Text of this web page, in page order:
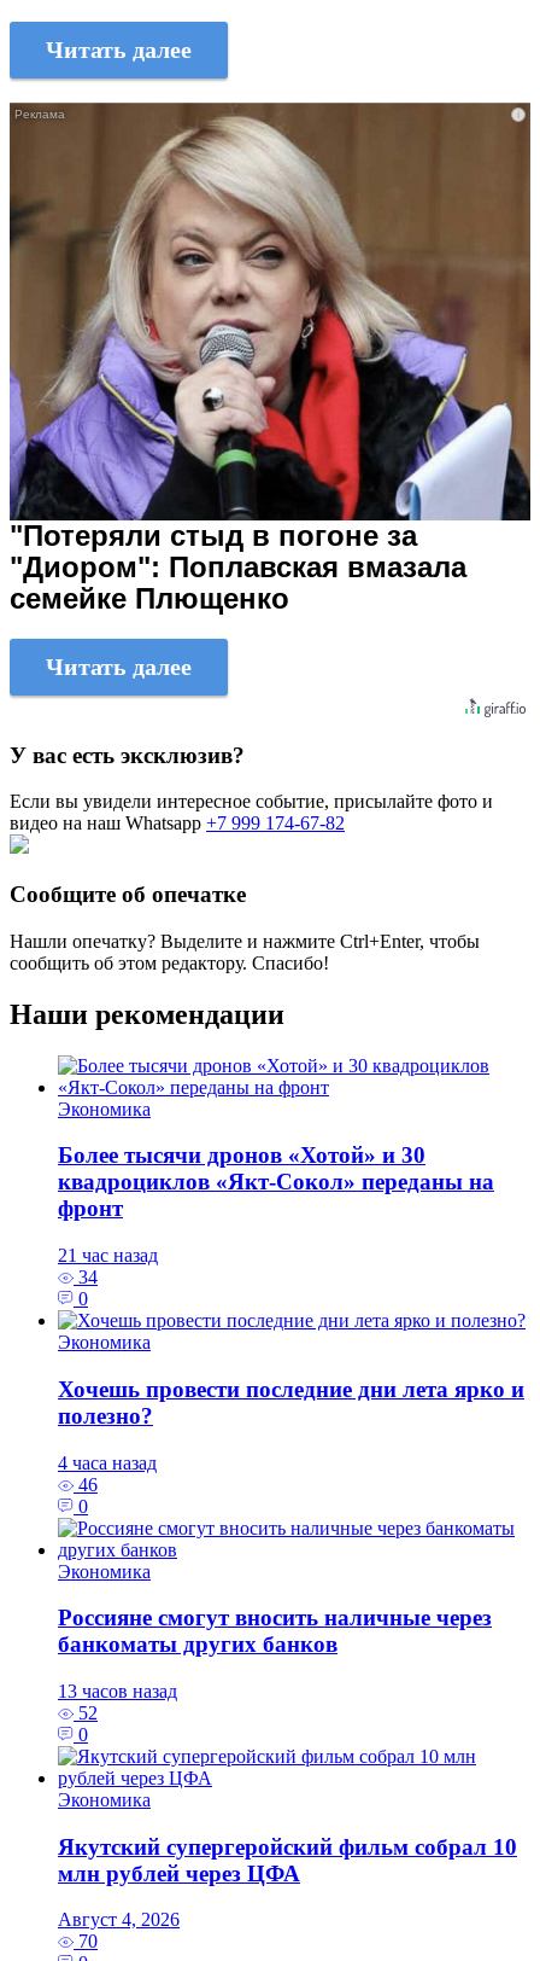
Читать далее
i
"Потеряли стыд в погоне за
"Диором": Поплавская вмазала
семейке Плющенко
Читать далее
У вас есть эксклюзив?
Если вы увидели интересное событие, присылайте фото и
видео на наш Whatsapp +7 999 174-67-82
Сообщите об опечатке
Нашли опечатку? Выделите и нажмите Ctrl+Enter, чтобы
сообщить об этом редактору. Спасибо!
Наши рекомендации
Экономика
Более тысячи дронов «Хотой» и 30
квадроциклов «Якт-Сокол» переданы на
фронт
21 час назад
34
0
Экономика
Хочешь провести последние дни лета ярко и
полезно?
4 часа назад
46
0
Экономика
Россияне смогут вносить наличные через
банкоматы других банков
13 часов назад
52
0
Экономика
Якутский супергеройский фильм собрал 10
млн рублей через ЦФА
Август 4, 2026
70